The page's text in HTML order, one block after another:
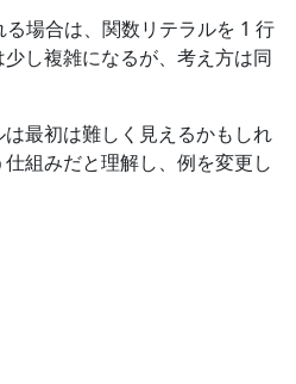
場合は、関数リテラルを 1 行
し複雑になるが、考え方は同
最初は難しく見えるかもしれ
組みだと理解し、例を変更し